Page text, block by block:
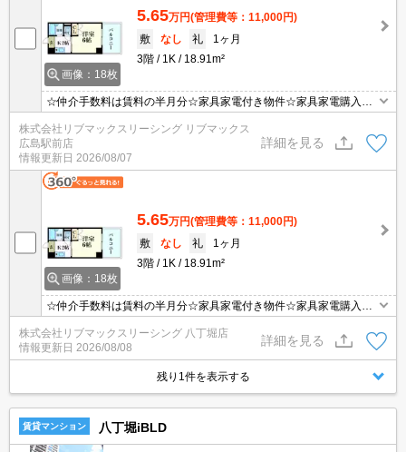
画像：18枚
5.65万円(管理費等：11,000円)
敷
なし 礼
1ヶ月
3階
1K 18.91m²
☆仲介手数料は賃料の半月分☆家具家電付き物件☆家具家電購入の
手間や費用が抑えられます☆モバイルWiFi付きで簡単ネット接続☆
テレビ、洗濯機、冷蔵庫、ベッド、ベッドマット、電子レンジ、ケ
トル、机、イス、掃除機、ドライヤー、カーテン付き☆
株式会社リブマックスリーシング リブマックス
広島駅前店
情報更新日 2026/08/07
詳細を見る
画像：18枚
5.65万円(管理費等：11,000円)
敷
なし 礼
1ヶ月
3階
1K 18.91m²
☆仲介手数料は賃料の半月分☆家具家電付き物件☆家具家電購入の
手間や費用が抑えられます☆モバイルWiFi付きで簡単ネット接続☆
テレビ、洗濯機、冷蔵庫、ベッド、ベッドマット、電子レンジ、ケ
トル、机、イス、掃除機、ドライヤー、カーテン付き☆
株式会社リブマックスリーシング 八丁堀店
情報更新日 2026/08/08
詳細を見る
残り1件を表示する
賃貸マンション 八丁堀iBLD